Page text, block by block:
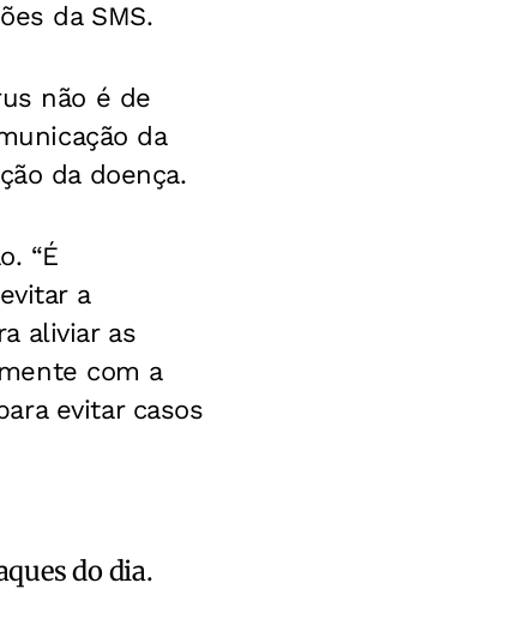
da SMS.
não é de
da
da doença.
“É
a
aliviar as
com a
evitar casos
do dia.